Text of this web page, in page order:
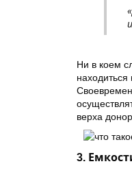
Ни в коем
верха
3.